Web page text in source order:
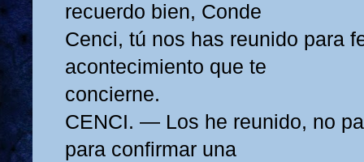
recuerdo bien, Conde
Cenci, tú nos has reunido para
acontecimiento que te
concierne.
CENCI. — Los he reunido, no
para confirmar una